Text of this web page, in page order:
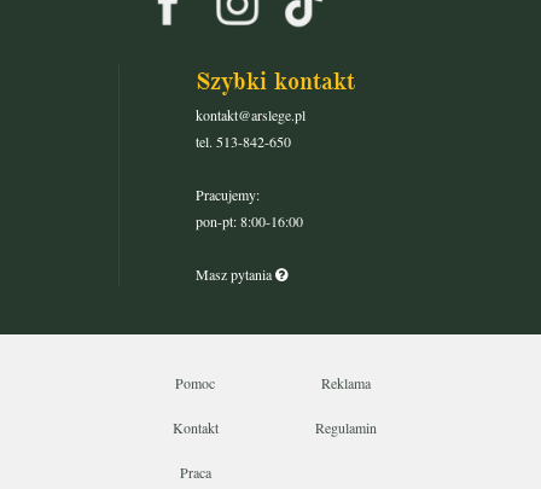
Szybki kontakt
kontakt@arslege.pl
tel. 513-842-650
Pracujemy:
pon-pt: 8:00-16:00
Masz pytania
Pomoc Reklama
Kontakt Regulamin
Praca